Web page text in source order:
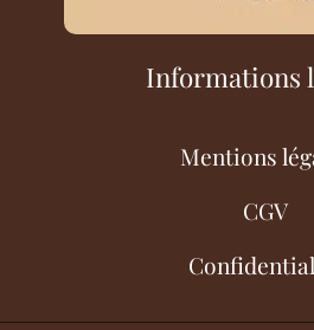
Informations
Mentions
CGV